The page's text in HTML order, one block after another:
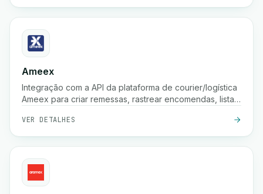
Ameex
Integração com a API da plataforma de courier/logística
Ameex para criar remessas, rastrear encomendas, listar
VER DETALHES